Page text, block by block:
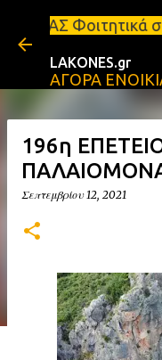
Μετάβαση
σπίτια προς
LAKONES.gr
ΑΓΟΡΑ
196η
Σεπτεμβρίου 12, 2021